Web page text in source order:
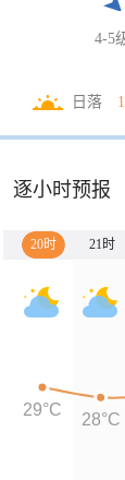
4-5
日落
逐小时预报
20时 21时
29°C
28°C